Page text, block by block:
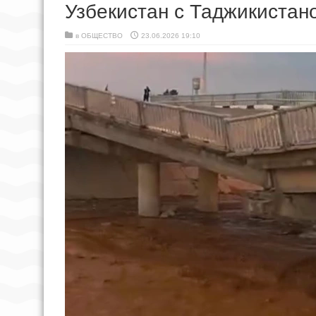
Узбекистан с
в ОБЩЕСТВО 23.06.2026 19:10